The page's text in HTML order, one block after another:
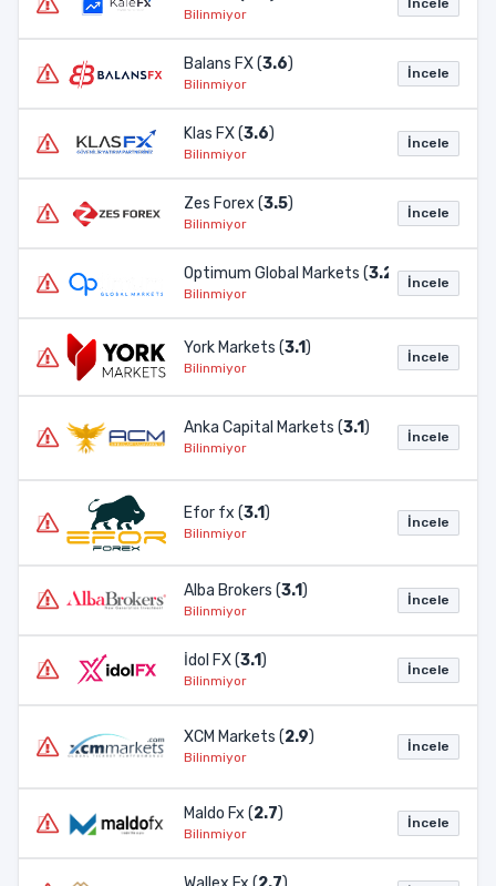
Bilinmiyor
İncele
Balans FX (3.6)
Bilinmiyor
İncele
Klas FX (3.6)
Bilinmiyor
İncele
Zes Forex (3.5)
Bilinmiyor
İncele
Optimum Global Markets (3.2 )
Bilinmiyor
İncele
York Markets (3.1)
Bilinmiyor
İncele
Anka Capital Markets (3.1)
Bilinmiyor
İncele
Efor fx (3.1)
Bilinmiyor
İncele
Alba Brokers (3.1)
Bilinmiyor
İncele
İdol FX (3.1)
Bilinmiyor
İncele
XCM Markets (2.9)
Bilinmiyor
İncele
Maldo Fx (2.7)
Bilinmiyor
İncele